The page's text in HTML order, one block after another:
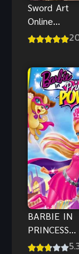
Sword Art
Online
Alternative
BARBIE IN
PRINCESS
POWER